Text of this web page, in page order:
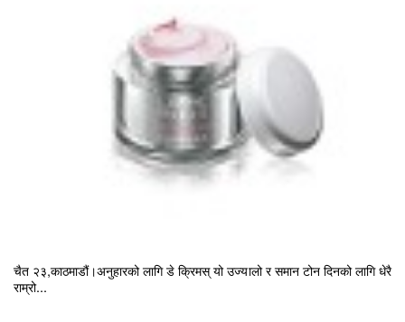
चैत २३,काठमाडौं।अनुहारको लागि डे क्रिमस् यो उज्यालो र समान टोन दिनको लागि धेरै
राम्रो...